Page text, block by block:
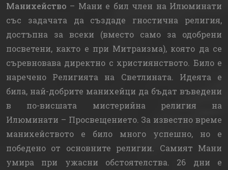
Манихейство – Мани е бил член на Илюминати
със задачата да създаде гностична религия,
достъпна за всеки (вместо само за одобрени
посветени, както е при Митраизма), която да се
съревновава директно с християнството. Било е
наречено Религията на Светлината. Идеята е
била, най-добрите манихейци да бъдат въведени
в по-висшата мистерийна религия на
Илюминати – Просвещението. За известно време
манихейството е било много успешно, но е
победено от основните религии. Самият Мани
умира при ужасни обстоятелства. 26 дни е